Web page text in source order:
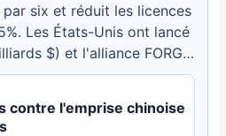
six et réduit les licences
Les États-Unis ont lancé
$) et l'alliance FORGE
peut-il reconstruire ses
en 12-18 mois ?
contre l'emprise chinoise